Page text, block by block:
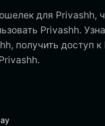
для Privashh,
Privashh.
получить доступ к